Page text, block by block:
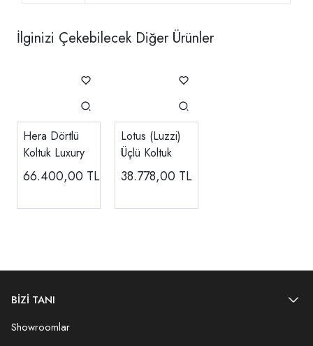
İlginizi Çekebilecek Diğer Ürünler
Hera Dörtlü
Koltuk Luxury
66.400,00 TL
Lotus (Luzzi)
Üçlü Koltuk
38.778,00 TL
BİZİ TANI
Showroomlar